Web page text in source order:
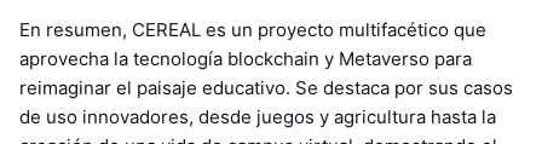
En resumen, CEREAL es un proyecto multifacético que
aprovecha la tecnología blockchain y Metaverso para
reimaginar el paisaje educativo. Se destaca por sus casos
de uso innovadores, desde juegos y agricultura hasta la